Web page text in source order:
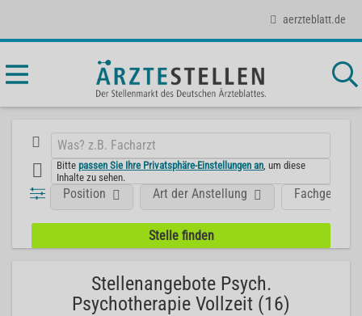
aerzteblatt.de
Bittepassen Sie Ihre Privatsphäre-Einstellungen an , um diese
Inhalte zu sehen.
Position Fachgebiet
Art der Anstellung
Stellenangebote Psych.
Psychotherapie Vollzeit (16)